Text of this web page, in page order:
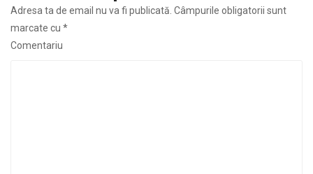
Adresa ta de email nu va fi publicată. Câmpurile obligatorii sunt
marcate cu *
Comentariu